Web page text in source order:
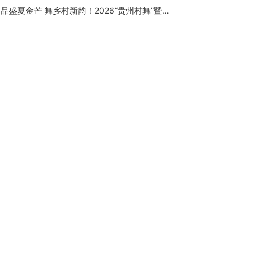
品盛夏金芒 舞乡村新韵！2026“贵州村舞”暨望